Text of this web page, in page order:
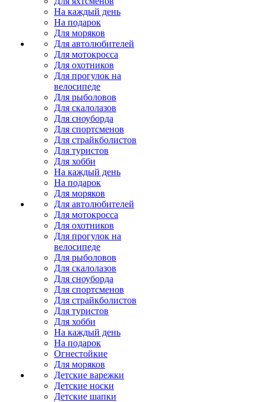
На каждый день
На подарок
Для моряков
Для автолюбителей
Для мотокросса
Для охотников
Для прогулок на
велосипеде
Для рыболовов
Для скалолазов
Для сноуборда
Для спортсменов
Для страйкболистов
Для туристов
Для хобби
На каждый день
На подарок
Для моряков
Для автолюбителей
Для мотокросса
Для охотников
Для прогулок на
велосипеде
Для рыболовов
Для скалолазов
Для сноуборда
Для спортсменов
Для страйкболистов
Для туристов
Для хобби
На каждый день
На подарок
Огнестойкие
Для моряков
Детские варежки
Детские носки
Детские шапки